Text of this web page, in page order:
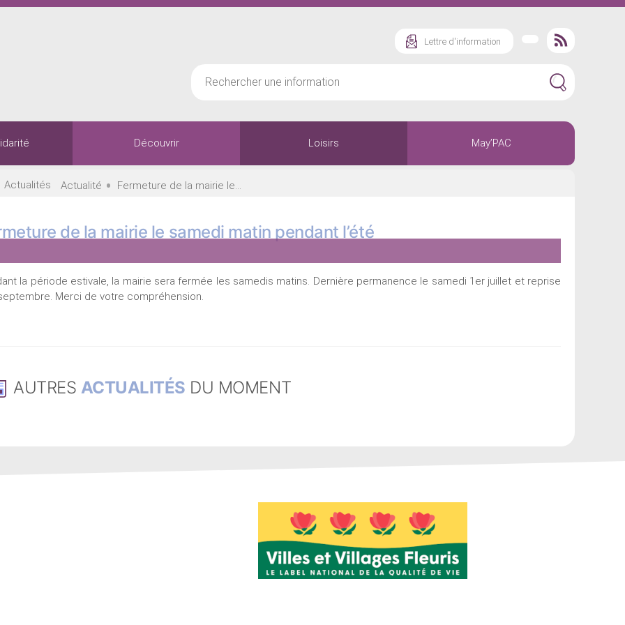
Lettre d'information
Découvrir Loisirs May’PAC
Actualités Actualité • Fermeture de la mairie le...
de la mairie le samedi matin pendant l’été
la période estivale, la mairie sera fermée les samedis matins. Dernière permanence le samedi 1er juillet et reprise
Merci de votre compréhension.
AUTRES ACTUALITÉS DU MOMENT